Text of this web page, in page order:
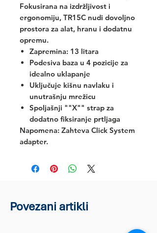
Fokusirana na izdržljivost i
ergonomiju, TR15C nudi dovoljno
prostora za alat, hranu i dodatnu
opremu.
Zapremina: 13 litara
Podesiva baza u 4 pozicije za
idealno uklapanje
Uključuje kišnu navlaku i
unutrašnju mrežicu
Spoljašnji ""X"" strap za
dodatno fiksiranje prtljaga
Napomena: Zahteva Click System
adapter.
Povezani artikli